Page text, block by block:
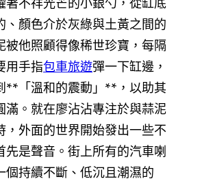
、顏色介於灰綠與土黃之間的
被他照顧得像稀世珍寶，每隔
用手指包車旅遊彈一下缸邊，
**「溫和的震動」**，以助其
滿。就在廖沾沾專注於與蒜泥
，外面的世界開始發出一些不
先是聲音。街上所有的汽車喇
個持續不斷、低沉且潮濕的